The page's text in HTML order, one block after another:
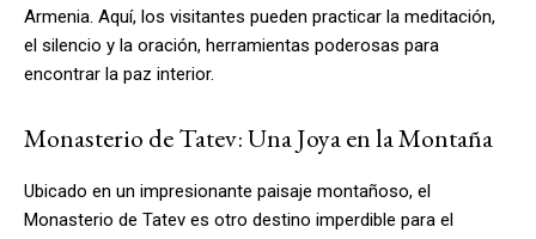
Armenia. Aquí, los visitantes pueden practicar la meditación,
el silencio y la oración, herramientas poderosas para
encontrar la paz interior.
Monasterio de Tatev: Una Joya en la Montaña
Ubicado en un impresionante paisaje montañoso, el
Monasterio de Tatev es otro destino imperdible para el